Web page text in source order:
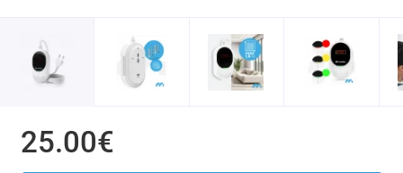
25.00€